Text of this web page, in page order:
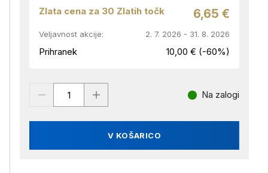
Zlata cena za 30 Zlatih točk 6,65 €
Veljavnost akcije: 2. 7. 2026 - 31. 8. 2026
Prihranek 10,00 € (-60%)
V KOŠARICO
Na zalogi